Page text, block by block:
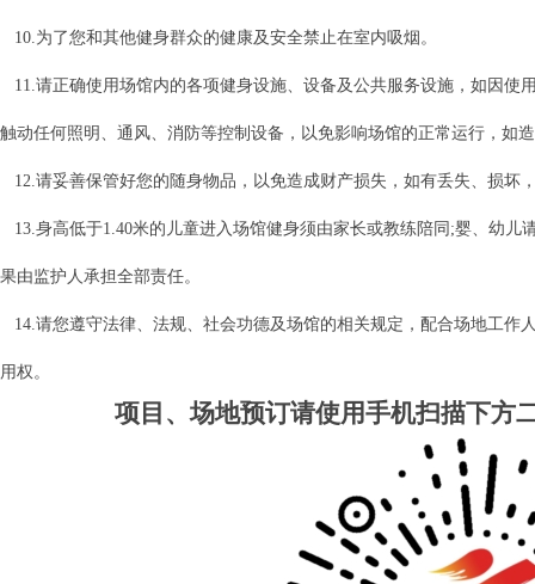
10.为了您和其他健身群众的健康及安全禁止在室内吸烟。
11.请正确使用场馆内的各项健身设施、设备及公共服务设施，如因
触动任何照明、通风、消防等控制设备，以免影响场馆的正常运行，如
12.请妥善保管好您的随身物品，以免造成财产损失，如有丢失、损坏
13.身高低于1.40米的儿童进入场馆健身须由家长或教练陪同;婴、幼
果由监护人承担全部责任。
14.请您遵守法律、法规、社会功德及场馆的相关规定，配合场地工作
用权。
项目、场地预订请使用手机扫描下方